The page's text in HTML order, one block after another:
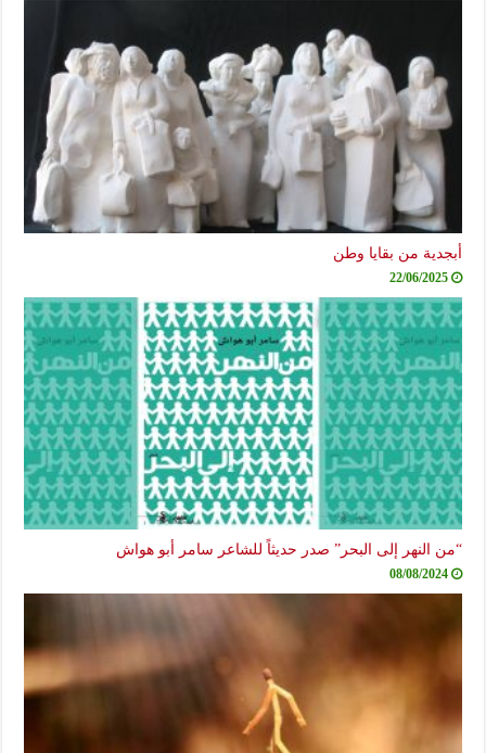
أبجدية من بقايا وطن
22/06/2025
“من النهر إلى البحر” صدر حديثاً للشاعر سامر أبو هواش
08/08/2024